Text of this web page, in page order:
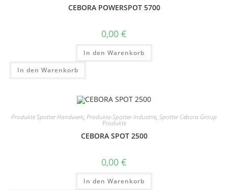
CEBORA POWERSPOT 5700
0,00 €
In den Warenkorb
In den Warenkorb
Produkte Spotter Handwerk, Produkte-Spotter-Industrie, Spotter Cebora Group
Produkte
CEBORA SPOT 2500
0,00 €
In den Warenkorb